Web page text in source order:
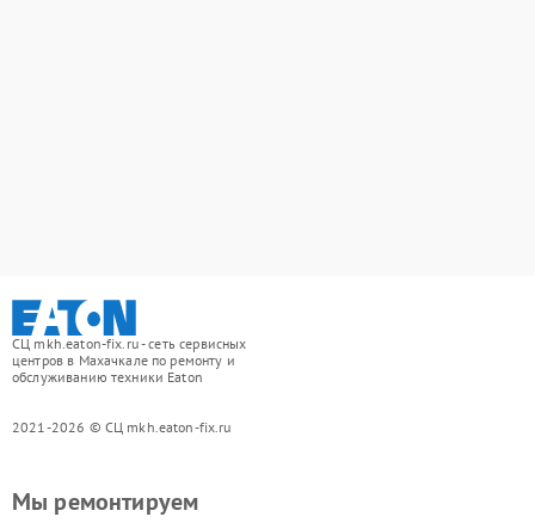
СЦ mkh.eaton-fix.ru - сеть сервисных
центров в Махачкале по ремонту и
обслуживанию техники Eaton
2021-2026 © СЦ mkh.eaton-fix.ru
Мы ремонтируем